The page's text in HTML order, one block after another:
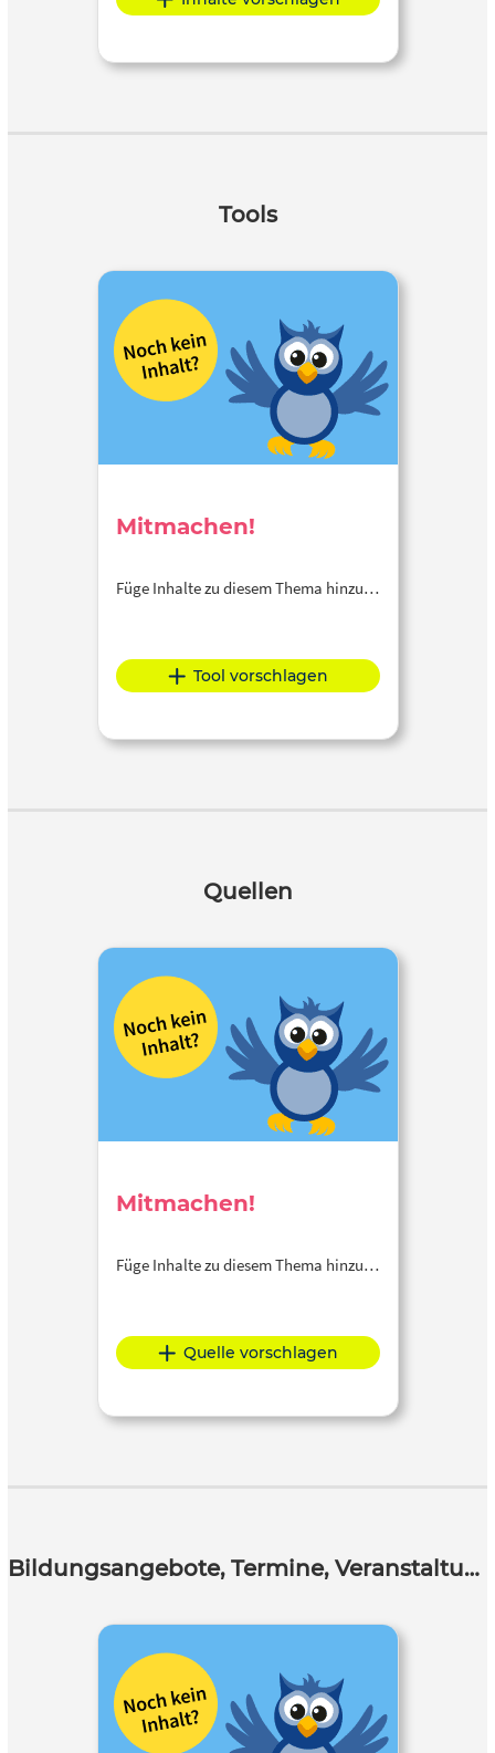
Tools
Mitmachen!
Füge Inhalte zu diesem Thema hinzu…
Tool vorschlagen
Quellen
Mitmachen!
Füge Inhalte zu diesem Thema hinzu…
Quelle vorschlagen
Bildungsangebote, Termine, Veranstaltungen